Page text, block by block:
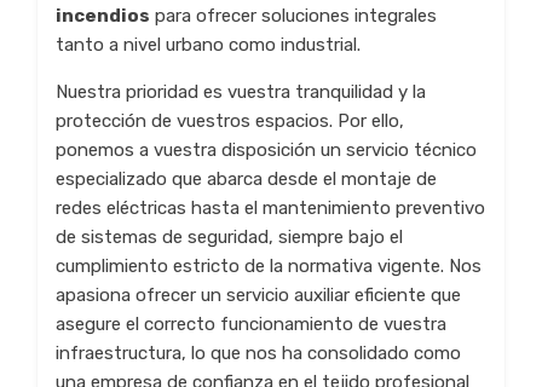
incendios para ofrecer soluciones integrales
tanto a nivel urbano como industrial.
Nuestra prioridad es vuestra tranquilidad y la
protección de vuestros espacios. Por ello,
ponemos a vuestra disposición un servicio técnico
especializado que abarca desde el montaje de
redes eléctricas hasta el mantenimiento preventivo
de sistemas de seguridad, siempre bajo el
cumplimiento estricto de la normativa vigente. Nos
apasiona ofrecer un servicio auxiliar eficiente que
asegure el correcto funcionamiento de vuestra
infraestructura, lo que nos ha consolidado como
una empresa de confianza en el tejido profesional